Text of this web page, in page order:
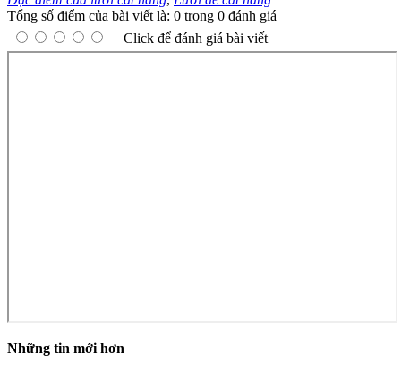
Tổng số điểm của bài viết là: 0 trong 0 đánh giá
Click để đánh giá bài viết
Những tin mới hơn